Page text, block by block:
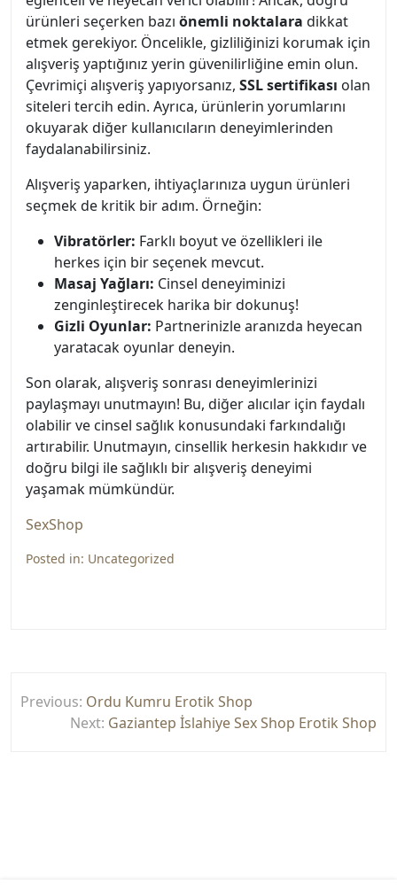
ürünleri seçerken bazı önemli noktalara dikkat
etmek gerekiyor. Öncelikle, gizliliğinizi korumak için
alışveriş yaptığınız yerin güvenilirliğine emin olun.
Çevrimiçi alışveriş yapıyorsanız, SSL sertifikası olan
siteleri tercih edin. Ayrıca, ürünlerin yorumlarını
okuyarak diğer kullanıcıların deneyimlerinden
faydalanabilirsiniz.
Alışveriş yaparken, ihtiyaçlarınıza uygun ürünleri
seçmek de kritik bir adım. Örneğin:
Vibratörler: Farklı boyut ve özellikleri ile
herkes için bir seçenek mevcut.
Masaj Yağları: Cinsel deneyiminizi
zenginleştirecek harika bir dokunuş!
Gizli Oyunlar: Partnerinizle aranızda heyecan
yaratacak oyunlar deneyin.
Son olarak, alışveriş sonrası deneyimlerinizi
paylaşmayı unutmayın! Bu, diğer alıcılar için faydalı
olabilir ve cinsel sağlık konusundaki farkındalığı
artırabilir. Unutmayın, cinsellik herkesin hakkıdır ve
doğru bilgi ile sağlıklı bir alışveriş deneyimi
yaşamak mümkündür.
SexShop
Posted in: Uncategorized
gezinmesi
Previous: Ordu Kumru Erotik Shop
Next: Gaziantep İslahiye Sex Shop Erotik Shop